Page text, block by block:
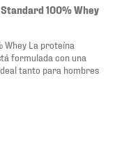
100% Whey
Whey La proteína
formulada con una
tanto para hombres